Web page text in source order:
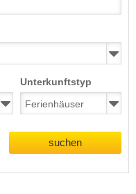
Unterkunftstyp
suchen